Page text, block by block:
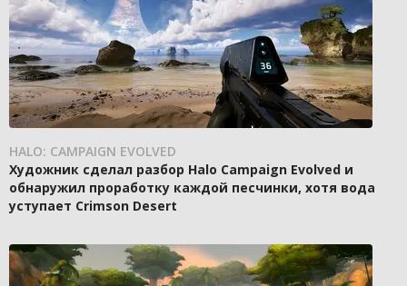
HALO: CAMPAIGN EVOLVED
Художник сделал разбор Halo Campaign Evolved и
обнаружил проработку каждой песчинки, хотя вода
уступает Crimson Desert